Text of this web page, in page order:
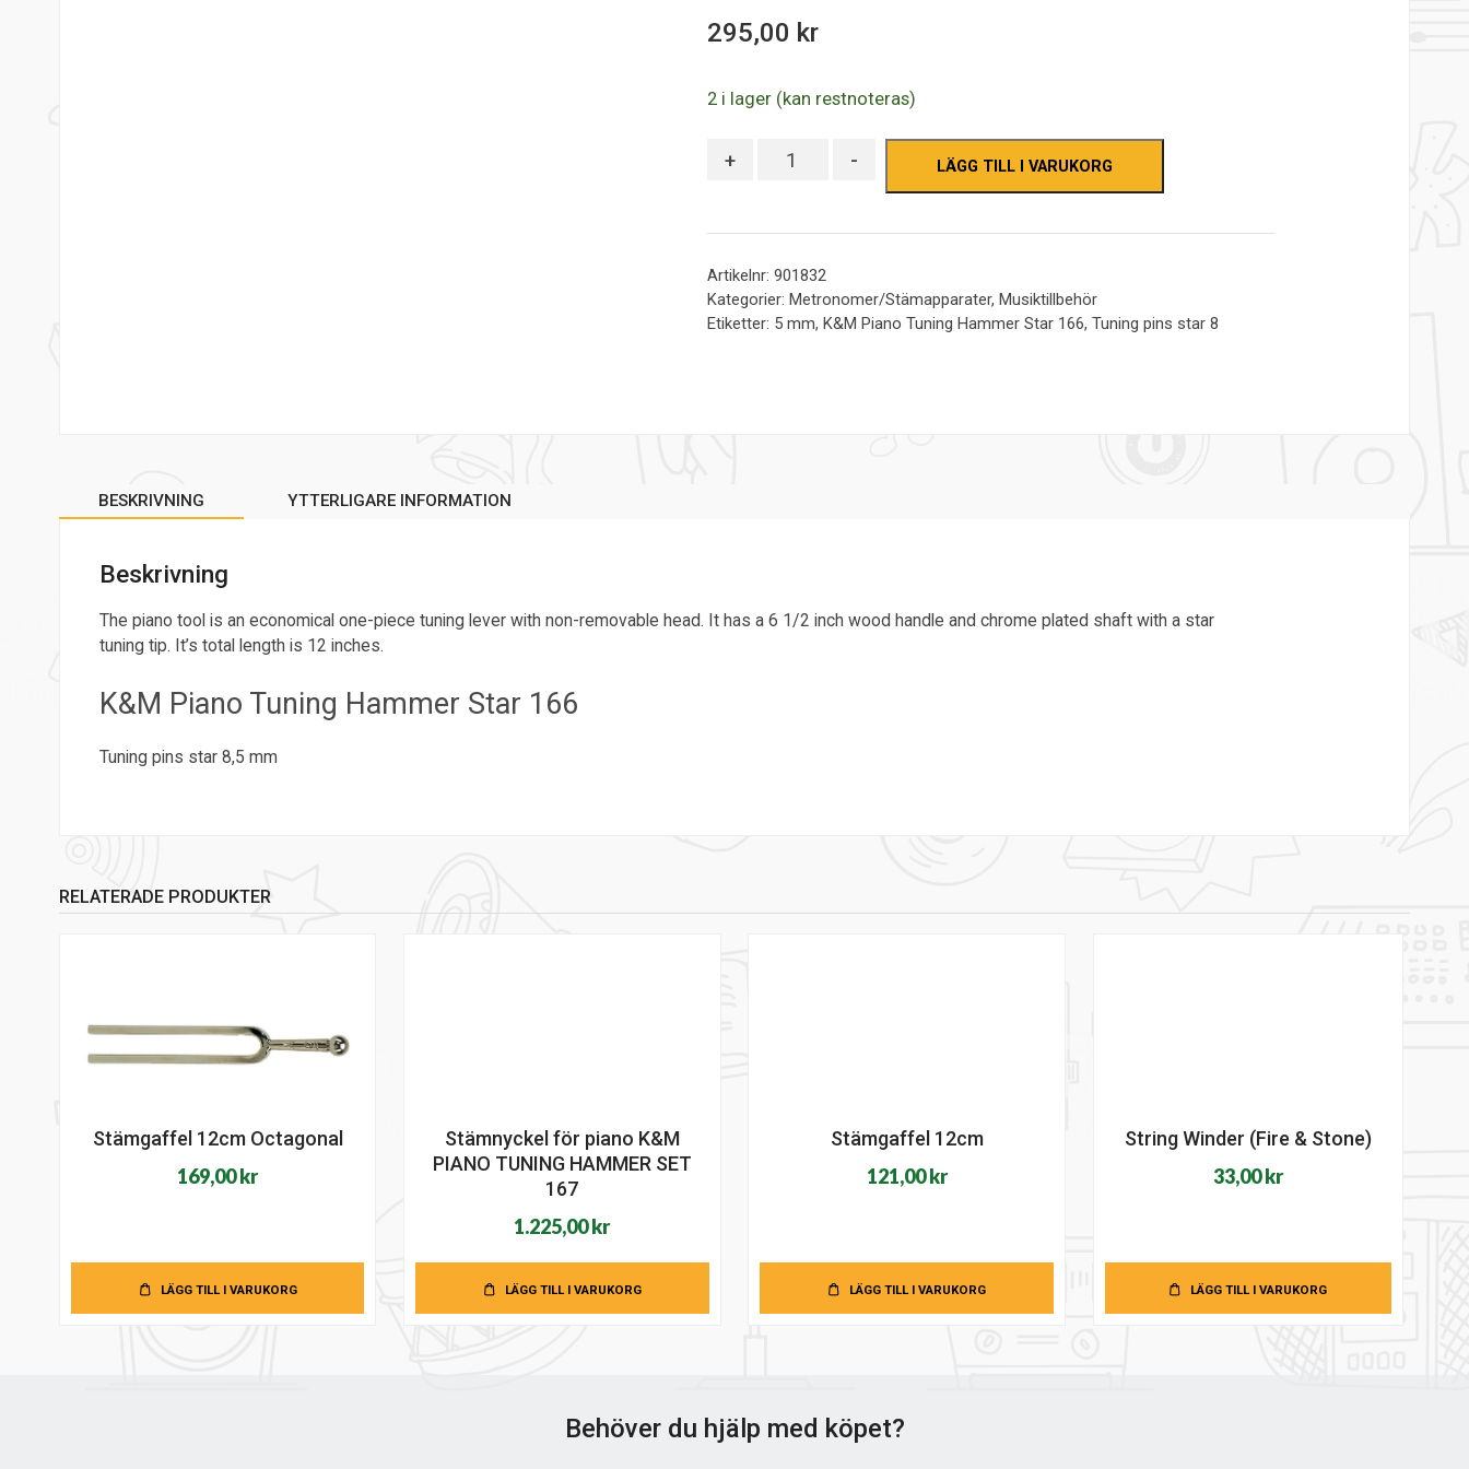
of
295,00 kr
2 i lager (kan restnoteras)
+ Antal - LÄGG TILL I VARUKORG
Artikelnr:901832
Kategorier:Metronomer/Stämapparater,Musiktillbehör
Etiketter: 5 mm,K&M Piano Tuning Hammer Star 166,Tuning pins star 8
BESKRIVNING YTTERLIGARE INFORMATION
Beskrivning
The piano tool is an economical one-piece tuning lever with non-removable head. It has a 6 1/2 inch wood handle and chrome plated shaft with a star
tuning tip. It’s total length is 12 inches.
K&M Piano Tuning Hammer Star 166
Tuning pins star 8,5 mm
RELATERADE PRODUKTER
Stämgaffel 12cm Octagonal
169,00kr
LÄGG TILL I VARUKORG
Stämnyckel för piano K&M
PIANO TUNING HAMMER SET
167
1.225,00kr
LÄGG TILL I VARUKORG
Stämgaffel 12cm
121,00kr
LÄGG TILL I VARUKORG
String Winder (Fire & Stone)
33,00kr
LÄGG TILL I VARUKORG
Behöver du hjälp med köpet?